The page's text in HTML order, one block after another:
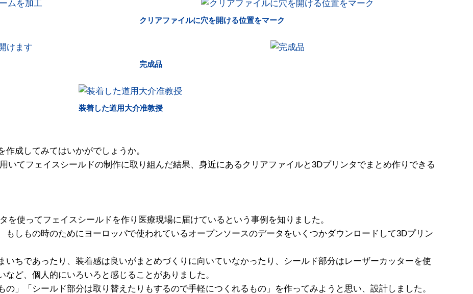
クリアファイルに穴を開ける位置をマーク
完成品
装着した道用大介准教授
成してみてはいかがでしょうか。
いてフェイスシールドの制作に取り組んだ結果、身近にあるクリアファイルと3Dプリンタでまとめ作りできる
を使ってフェイスシールドを作り医療現場に届けているという事例を知りました。
もしもの時のためにヨーロッパで使われているオープンソースのデータをいくつかダウンロードして3Dプリン
いちであったり、装着感は良いがまとめづくりに向いていなかったり、シールド部分はレーザーカッターを使
ど、個人的にいろいろと感じることがありました。
」「シールド部分は取り替えたりもするので手軽につくれるもの」を作ってみようと思い、設計しました。